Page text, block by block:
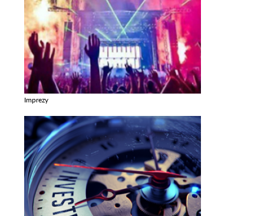
Imprezy